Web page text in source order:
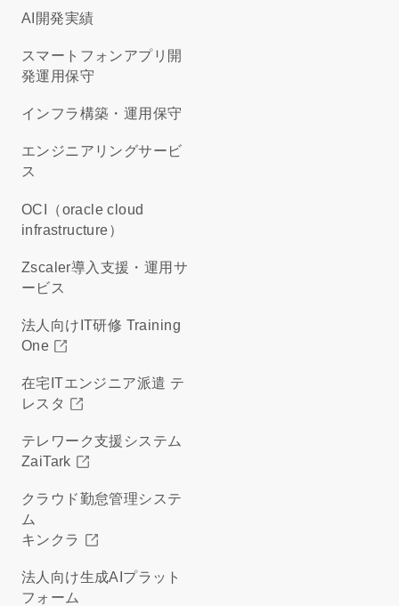
AI開発実績
スマートフォンアプリ開
発運用保守
インフラ構築・運用保守
エンジニアリングサービ
ス
OCI（oracle cloud
infrastructure）
Zscaler導入支援・運用サ
ービス
法人向けIT研修 Training
One
在宅ITエンジニア派遣 テ
レスタ
テレワーク支援システム
ZaiTark
クラウド勤怠管理システ
ム
キンクラ
法人向け生成AIプラット
フォーム